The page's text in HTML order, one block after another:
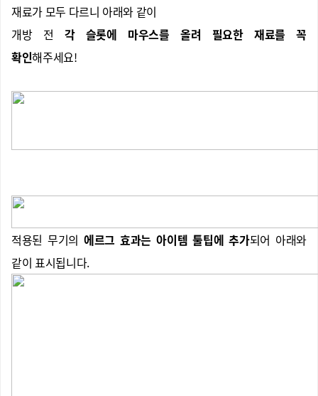
재료가 모두 다르니 아래와 같이
개방 전 각 슬롯에 마우스를 올려 필요한 재료를 꼭
확인해주세요!
적용된 무기의에르그 효과는 아이템 툴팁에 추가되어 아래와
같이 표시됩니다.